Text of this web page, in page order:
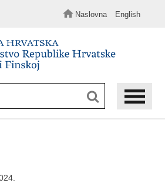
Naslovna English